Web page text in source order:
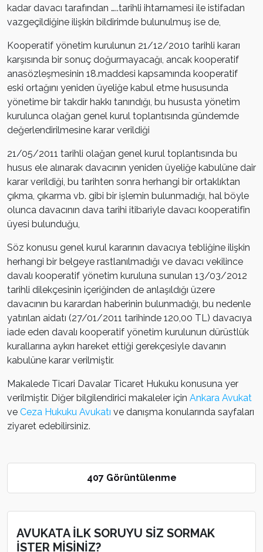
kadar davacı tarafından …..tarihli ihtarnamesi ile istifadan
vazgeçildiğine ilişkin bildirimde bulunulmuş ise de,
Kooperatif yönetim kurulunun 21/12/2010 tarihli kararı
karşısında bir sonuç doğurmayacağı, ancak kooperatif
anasözleşmesinin 18.maddesi kapsamında kooperatif
eski ortağını yeniden üyeliğe kabul etme hususunda
yönetime bir takdir hakkı tanındığı, bu hususta yönetim
kurulunca olağan genel kurul toplantısında gündemde
değerlendirilmesine karar verildiği
21/05/2011 tarihli olağan genel kurul toplantısında bu
husus ele alınarak davacının yeniden üyeliğe kabulüne dair
karar verildiği, bu tarihten sonra herhangi bir ortaklıktan
çıkma, çıkarma vb. gibi bir işlemin bulunmadığı, hal böyle
olunca davacının dava tarihi itibariyle davacı kooperatifin
üyesi bulunduğu,
Söz konusu genel kurul kararının davacıya tebliğine ilişkin
herhangi bir belgeye rastlanılmadığı ve davacı vekilince
davalı kooperatif yönetim kuruluna sunulan 13/03/2012
tarihli dilekçesinin içeriğinden de anlaşıldığı üzere
davacının bu karardan haberinin bulunmadığı, bu nedenle
yatırılan aidatı (27/01/2011 tarihinde 120,00 TL) davacıya
iade eden davalı kooperatif yönetim kurulunun dürüstlük
kurallarına aykırı hareket ettiği gerekçesiyle davanın
kabulüne karar verilmiştir.
Makalede Ticari Davalar Ticaret Hukuku konusuna yer
verilmiştir. Diğer bilgilendirici makaleler için Ankara Avukat
ve Ceza Hukuku Avukatı ve danışma konularında sayfaları
ziyaret edebilirsiniz.
407 Görüntülenme
AVUKATA İLK SORUYU SİZ SORMAK
İSTER MİSİNİZ?